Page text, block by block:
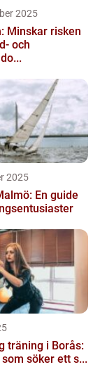
2025
Minskar risken
och
2025
En guide
träning i Borås:
söker ett s...